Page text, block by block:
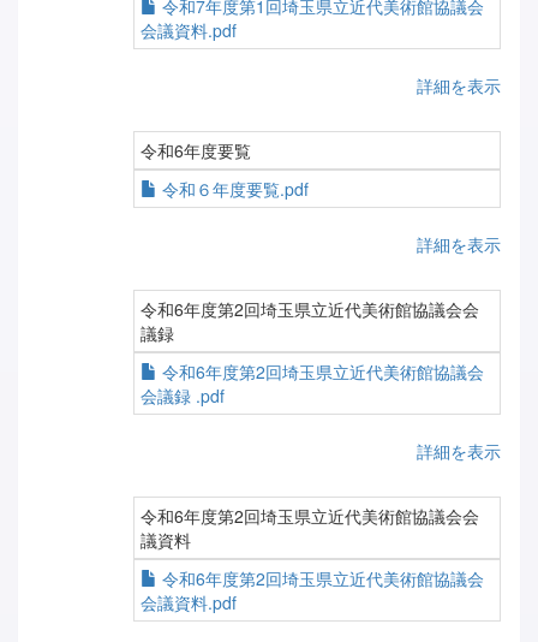
令和7年度第1回埼玉県立近代美術館協議会
会議資料.pdf
詳細を表示
令和6年度要覧
令和６年度要覧.pdf
詳細を表示
令和6年度第2回埼玉県立近代美術館協議会会
議録
令和6年度第2回埼玉県立近代美術館協議会
会議録 .pdf
詳細を表示
令和6年度第2回埼玉県立近代美術館協議会会
議資料
令和6年度第2回埼玉県立近代美術館協議会
会議資料.pdf